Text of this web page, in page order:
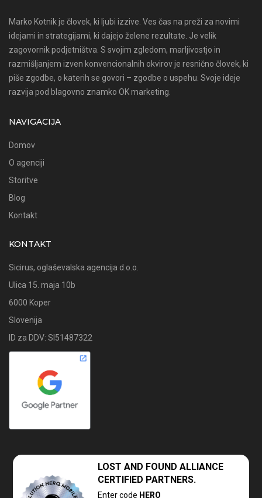
Marko Kotnik je človek, ki ljubi izzive. Ves čas na preži za novimi
idejami in strategijami, ki dajejo želene rezultate. Je velik
zagovornik podjetništva. S svojim zgledom, marljivostjo in
razmišljanjem izven konvencionalnih okvirov je resnično človek, ki
piše zgodbe, o katerih se govori – zgodbe o uspehu. Svoje ideje
razvija pod blagovno znamko OK marketing.
NAVIGACIJA
Domov
O agenciji
Storitve
Blog
Kontakt
KONTAKT
Sicirus, oglaševalska agencija d.o.o.
Ulica 15. maja 10b
6000 Koper
Slovenija
ID za DDV: SI51487322
LOST AND FOUND ALLIANCE
CERTIFIED PARTNERS.
Enter code HERO